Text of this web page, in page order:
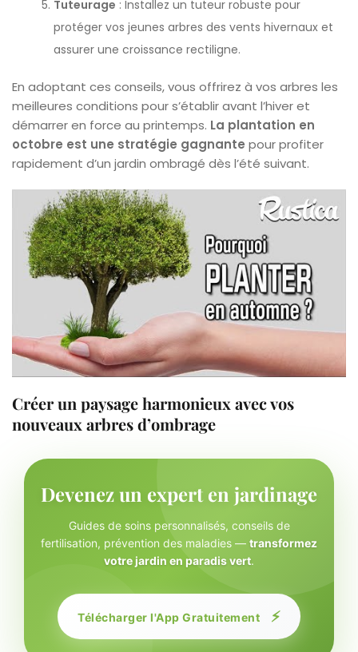
Tuteurage : Installez un tuteur robuste pour
protéger vos jeunes arbres des vents hivernaux et
assurer une croissance rectiligne.
En adoptant ces conseils, vous offrirez à vos arbres les
meilleures conditions pour s’établir avant l’hiver et
démarrer en force au printemps. La plantation en
octobre est une stratégie gagnante pour profiter
rapidement d’un jardin ombragé dès l’été suivant.
Créer un paysage harmonieux avec vos
nouveaux arbres d’ombrage
Devenez un expert en jardinage
Guides de soins personnalisés, conseils de
fertilisation, prévention des maladies — transformez
votre jardin en paradis vert.
Télécharger l'App Gratuitement ⚡